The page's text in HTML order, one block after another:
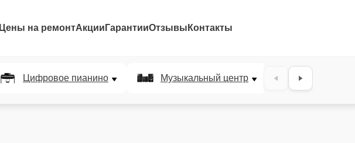
Цены на ремонтАкции ГарантииОтзывы Контакты
Цифровое пианино Музыкальный центр DJ-пульт